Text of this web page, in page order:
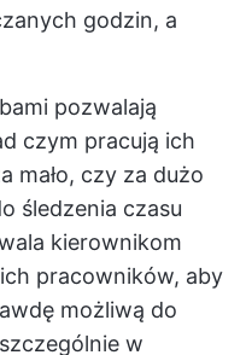
godzin, a
pozwalają
czym pracują ich
mało, czy za dużo
śledzenia czasu
kierownikom
pracowników, aby
możliwą do
w